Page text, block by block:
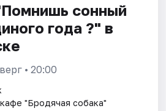
сонный
года ?" в
• 20:00
"Бродячая собака"